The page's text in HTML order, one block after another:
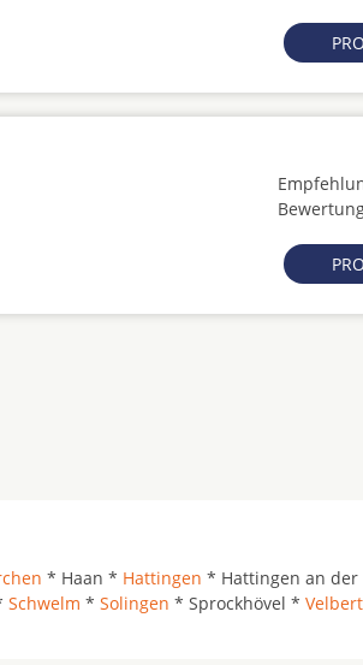
* Haan * Hattingen * Hattingen an der
Schwelm * Solingen * Sprockhövel * Velbert